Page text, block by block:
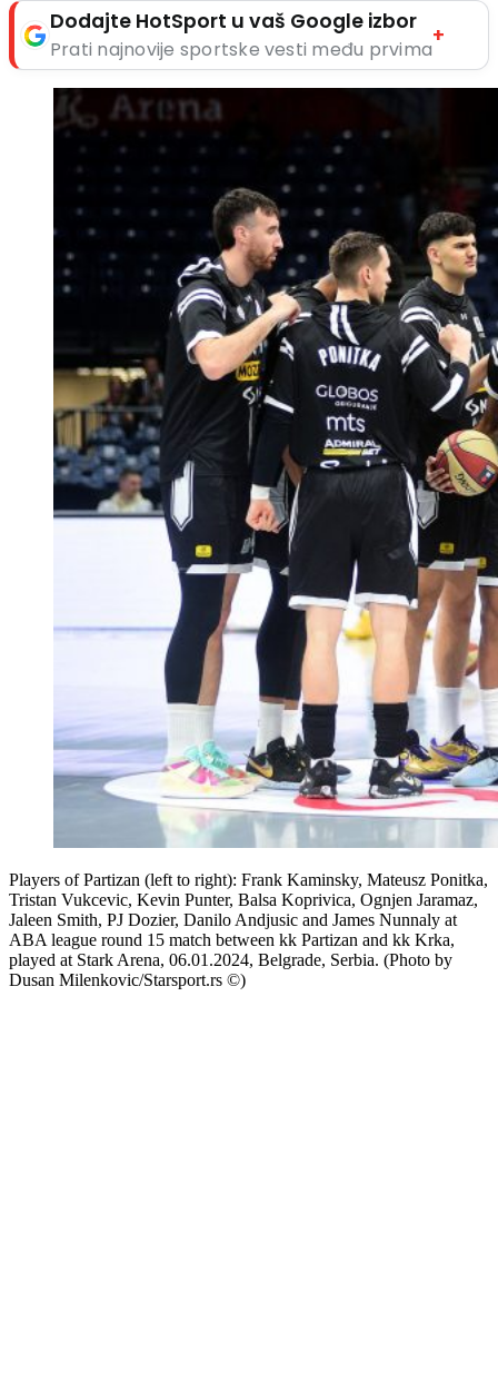
Dodajte HotSport u vaš Google izbor
Prati najnovije sportske vesti među prvima
+
Players of Partizan (left to right): Frank Kaminsky, Mateusz Ponitka,
Tristan Vukcevic, Kevin Punter, Balsa Koprivica, Ognjen Jaramaz,
Jaleen Smith, PJ Dozier, Danilo Andjusic and James Nunnaly at
ABA league round 15 match between kk Partizan and kk Krka,
played at Stark Arena, 06.01.2024, Belgrade, Serbia. (Photo by
Dusan Milenkovic/Starsport.rs ©)